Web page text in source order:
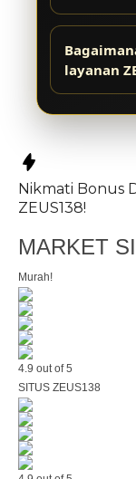
layanan
Nikmati Bonus
ZEUS138!
MARKET
Murah!
4.9 out of 5
SITUS ZEUS138